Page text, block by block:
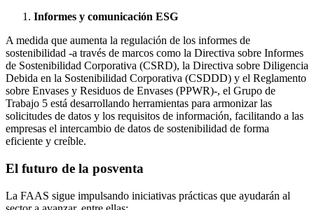
Informes y comunicación ESG
A medida que aumenta la regulación de los informes de
sostenibilidad -a través de marcos como la Directiva sobre Informes
de Sostenibilidad Corporativa (CSRD), la Directiva sobre Diligencia
Debida en la Sostenibilidad Corporativa (CSDDD) y el Reglamento
sobre Envases y Residuos de Envases (PPWR)-, el Grupo de
Trabajo 5 está desarrollando herramientas para armonizar las
solicitudes de datos y los requisitos de información, facilitando a las
empresas el intercambio de datos de sostenibilidad de forma
eficiente y creíble.
El futuro de la posventa
La FAAS sigue impulsando iniciativas prácticas que ayudarán al